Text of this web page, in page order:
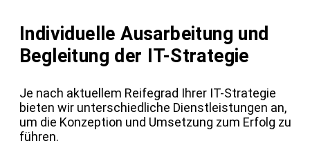
Individuelle Ausarbeitung und
Begleitung der IT-Strategie
Je nach aktuellem Reifegrad Ihrer IT-Strategie
bieten wir unterschiedliche Dienstleistungen an,
um die Konzeption und Umsetzung zum Erfolg zu
führen.